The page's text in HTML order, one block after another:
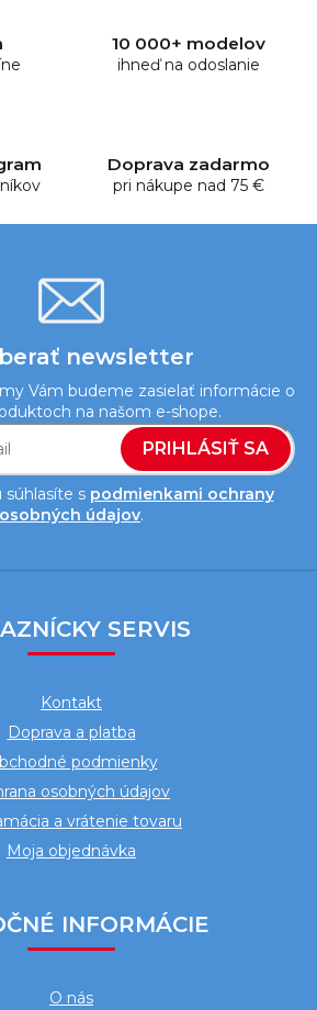
k
v
ý
p
i
s
u
10 000+ modelov
ihneď na odoslanie
Doprava zadarmo
pri nákupe nad 75 €
newsletter
Vám budeme zasielať informácie o
na našom e-shope.
súhlasíte s podmienkami ochrany
osobných údajov.
PRIHLÁSIŤ SA
SERVIS
Kontakt
Doprava a platba
podmienky
osobných údajov
a vrátenie tovaru
Moja objednávka
INFORMÁCIE
O nás